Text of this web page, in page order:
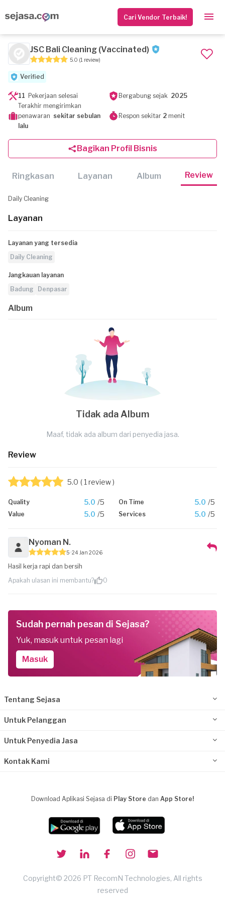
Cari Vendor Terbaik!
JSC Bali Cleaning (Vaccinated)
5.0 (1 review)
Verified
11 Pekerjaan selesai Bergabung sejak 2025
Terakhir mengirimkan
penawaran sekitar sebulan
lalu
Respon sekitar 2menit
Bagikan Profil Bisnis
Ringkasan Layanan Album Review
Daily Cleaning
Layanan
Layanan yang tersedia
Daily Cleaning
Jangkauan layanan
Badung
Denpasar
Album
Tidak ada Album
Maaf, tidak ada album dari penyedia jasa.
Review
5.0 ( 1 review )
Quality 5.0 /5 On Time 5.0 /5
Value 5.0 /5 Services 5.0 /5
Nyoman N.
5 24 Jan 2026
Hasil kerja rapi dan bersih
Apakah ulasan ini membantu?
0
Sudah pernah pesan di Sejasa?
Yuk, masuk untuk pesan lagi
Masuk
Tentang Sejasa
Untuk Pelanggan
Untuk Penyedia Jasa
Kontak Kami
Download Aplikasi Sejasa di Play Store dan App Store!
Copyright© 2026 PT RecomN Technologies, All rights
reserved